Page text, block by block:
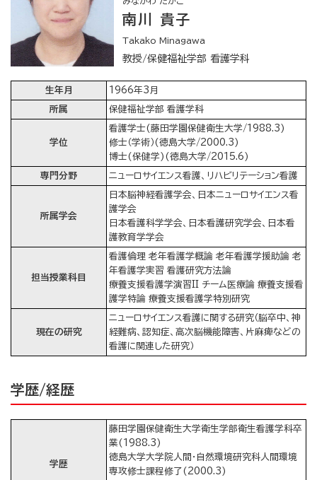
南川 貴子
Takako Minagawa
教授/保健福祉学部 看護学科
生年月 1966年3月
所属 保健福祉学部 看護学科
学位
看護学士(藤田学園保健衛生大学/1988.3)
修士（学術）(徳島大学/2000.3)
博士(保健学)(徳島大学/2015.6)
専門分野 ニューロサイエンス看護、リハビリテーション看護
所属学会
日本脳神経看護学会、日本ニューロサイエンス看
護学会
日本看護科学学会、日本看護研究学会、日本看
護教育学学会
担当授業科目
看護倫理 老年看護学概論 老年看護学援助論 老
年看護学実習 看護研究方法論
療養支援看護学演習II チーム医療論 療養支援看
護学特論 療養支援看護学特別研究
現在の研究
ニューロサイエンス看護に関する研究（脳卒中、神
経難病、認知症、高次脳機能障害、片麻痺などの
看護に関連した研究）
学歴/経歴
学歴
藤田学園保健衛生大学衛生学部衛生看護学科卒
業(1988.3)
徳島大学大学院人間・自然環境研究科人間環境
専攻修士課程修了(2000.3)